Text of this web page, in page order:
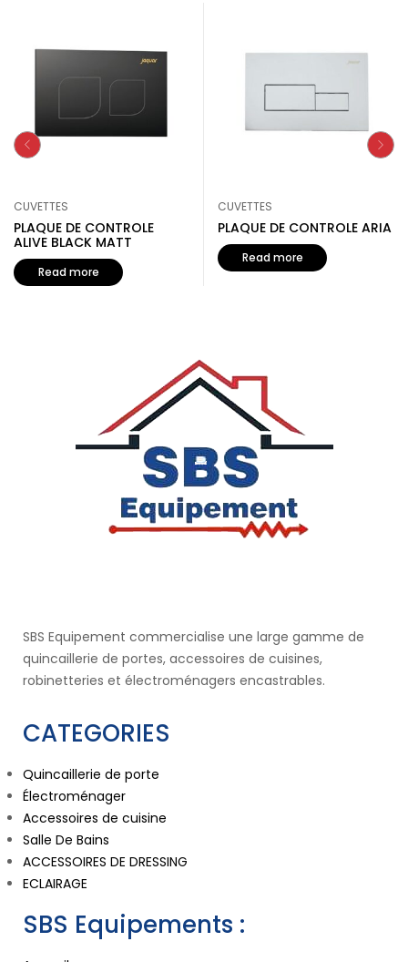
CUVETTES
PLAQUE DE CONTROLE
ALIVE BLACK MATT
Read more
CUVETTES
PLAQUE DE CONTROLE ARIA
Read more
SBS Equipement commercialise une large gamme de
quincaillerie de portes, accessoires de cuisines,
robinetteries et électroménagers encastrables.
CATEGORIES
Quincaillerie de porte
Électroménager
Accessoires de cuisine
Salle De Bains
ACCESSOIRES DE DRESSING
ECLAIRAGE
SBS Equipements :